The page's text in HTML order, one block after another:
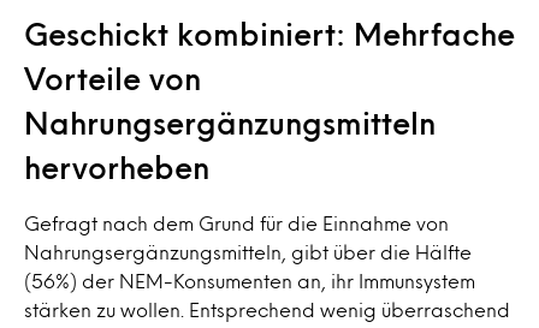
Geschickt kombiniert: Mehrfache
Vorteile von
Nahrungsergänzungsmitteln
hervorheben
Gefragt nach dem Grund für die Einnahme von
Nahrungsergänzungsmitteln, gibt über die Hälfte
(56%) der NEM-Konsumenten an, ihr Immunsystem
stärken zu wollen. Entsprechend wenig überraschend